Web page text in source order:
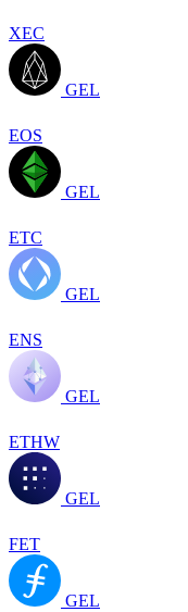
XEC
GEL
EOS
GEL
ETC
GEL
ENS
GEL
ETHW
GEL
FET
GEL